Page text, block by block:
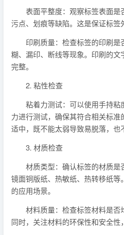
表面平整度：观察标签表面是
污点、划痕等缺陷。这是保证标签
印刷质量：检查标签的印刷是
糊、漏印、断线等现象。印刷的文
完整。
2. 粘性检查
粘着力测试：可以使用手持粘
力进行测试，确保其符合相关标
适中，既不能太弱导致易脱落，也
3. 材质检查
材质类型：确认标签的材质是
镜面铜版纸、热敏纸、热转移纸等
的应用场景。
材料质量：检查标签材料是否
同时，关注材料的环保性和安全性